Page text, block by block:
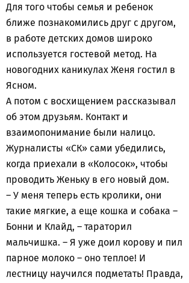
Для того чтобы семья и ребенок
ближе познакомились друг с другом,
в работе детских домов широко
используется гостевой метод. На
новогодних каникулах Женя гостил в
Ясном.
А потом с восхищением рассказывал
об этом друзьям. Контакт и
взаимопонимание были налицо.
Журналисты «СК» сами убедились,
когда приехали в «Колосок», чтобы
проводить Женьку в его новый дом.
– У меня теперь есть кролики, они
такие мягкие, а еще кошка и собака –
Бонни и Клайд, – тараторил
мальчишка. – Я уже доил корову и пил
парное молоко – оно теплое! И
лестницу научился подметать! Правда,